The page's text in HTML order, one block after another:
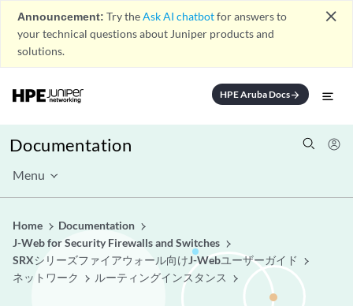
Announcement: Try theAsk AI chatbotfor answers to
your technical questions about Juniper products and
solutions.
close
HPE Aruba Docsarrow_forward
Documentation
Menu
Home
Documentation
J-Web for Security Firewalls and Switches
SRXシリーズファイアウォール向けJ-Webユーザーガイド
ネットワーク
ルーティングインスタンス